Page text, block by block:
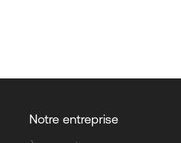
Notre entreprise